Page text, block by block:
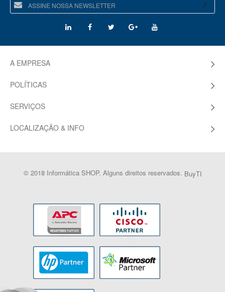
A EMPRESA
POLÍTICAS
SERVIÇOS
LOCALIZAÇÃO & INFO
© 2018 Informática SHOP. Alguns direitos reservados. BuyTI